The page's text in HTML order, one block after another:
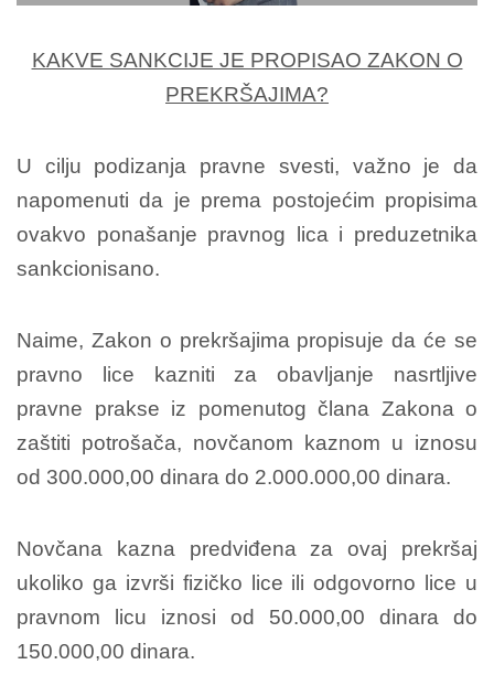
KAKVE SANKCIJE JE PROPISAO ZAKON O
PREKRŠAJIMA?
U cilju podizanja pravne svesti, važno je da
napomenuti da je prema postojećim propisima
ovakvo ponašanje pravnog lica i preduzetnika
sankcionisano.
Naime, Zakon o prekršajima propisuje da će se
pravno lice kazniti za obavljanje nasrtljive
pravne prakse iz pomenutog člana Zakona o
zaštiti potrošača, novčanom kaznom u iznosu
od 300.000,00 dinara do 2.000.000,00 dinara.
Novčana kazna predviđena za ovaj prekršaj
ukoliko ga izvrši fizičko lice ili odgovorno lice u
pravnom licu iznosi od 50.000,00 dinara do
150.000,00 dinara.